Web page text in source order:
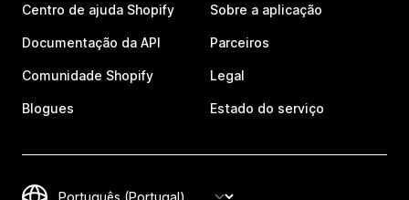
Centro de ajuda Shopify
Documentação da API
Comunidade Shopify
Blogues
Sobre a aplicação
Parceiros
Legal
Estado do serviço